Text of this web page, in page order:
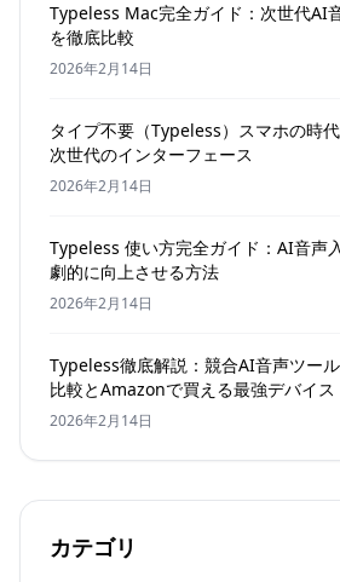
Typeless Mac完全ガイド：次世代AI
を徹底比較
2026年2月14日
タイプ不要（Typeless）スマホの時
次世代のインターフェース
2026年2月14日
Typeless 使い方完全ガイド：AI音声
劇的に向上させる方法
2026年2月14日
Typeless徹底解説：競合AI音声ツー
比較とAmazonで買える最強デバイス
2026年2月14日
カテゴリ